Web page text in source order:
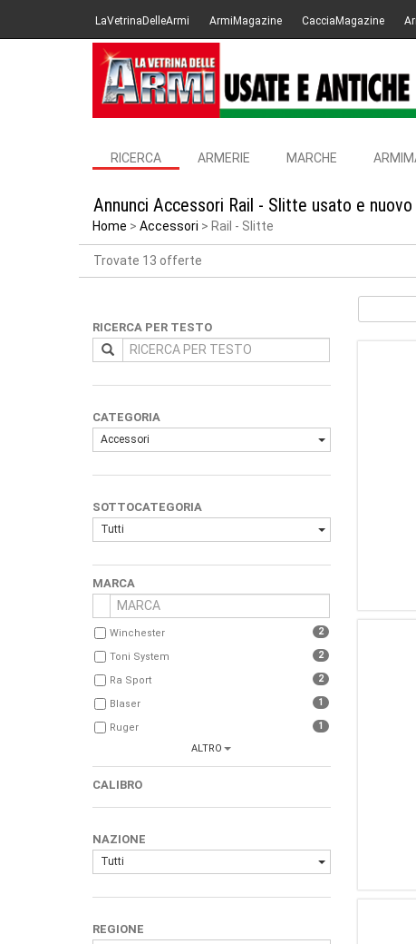
LaVetrinaDelleArmi ArmiMagazine CacciaMagazine
RICERCA ARMERIE MARCHE
Annunci Accessori Rail - Slitte usato e
Home Accessori Rail - Slitte
Trovate 13 offerte
RICERCA PER TESTO
CATEGORIA
Accessori
SOTTOCATEGORIA
Tutti
MARCA
Winchester 2
Toni System 2
Ra Sport 2
Blaser 1
Ruger 1
MTK
ALTRO
CALIBRO
NAZIONE
Tutti
REGIONE